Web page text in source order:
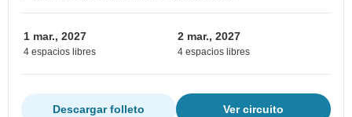
1 mar., 2027
4 espacios libres
2 mar., 2027
4 espacios libres
Ver circuito
Descargar folleto